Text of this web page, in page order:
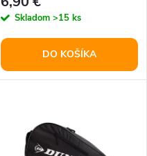
Skladom >15 ks
DO KOŠÍKA